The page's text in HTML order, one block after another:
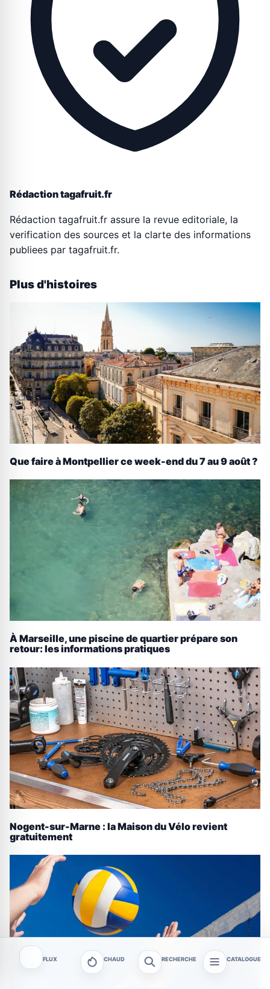
Rédaction tagafruit.fr
Rédaction tagafruit.fr assure la revue editoriale, la
verification des sources et la clarte des informations
publiees par tagafruit.fr.
Plus d'histoires
Que faire à Montpellier ce week-end du 7 au 9 août ?
À Marseille, une piscine de quartier prépare son
retour: les informations pratiques
Nogent-sur-Marne : la Maison du Vélo revient
gratuitement
FLUX CHAUD RECHERCHE CATALOGUE